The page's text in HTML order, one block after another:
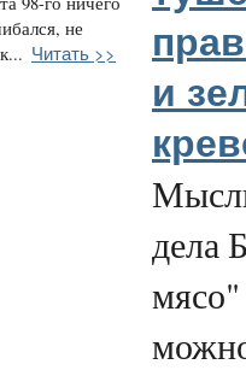
не
Читать >>
и
дела